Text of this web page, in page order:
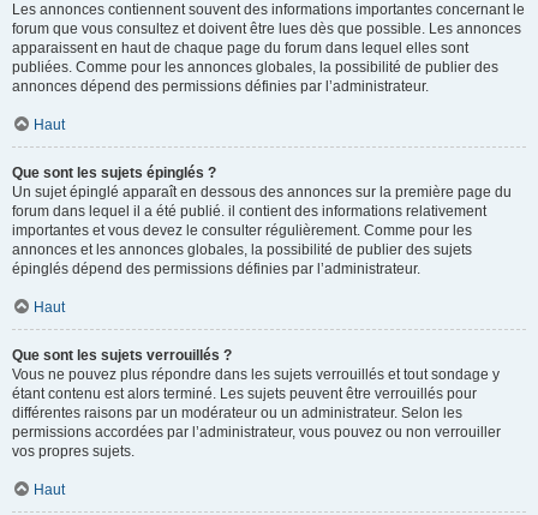
Les annonces contiennent souvent des informations importantes concernant le
forum que vous consultez et doivent être lues dès que possible. Les annonces
apparaissent en haut de chaque page du forum dans lequel elles sont
publiées. Comme pour les annonces globales, la possibilité de publier des
annonces dépend des permissions définies par l’administrateur.
Haut
Que sont les sujets épinglés ?
Un sujet épinglé apparaît en dessous des annonces sur la première page du
forum dans lequel il a été publié. il contient des informations relativement
importantes et vous devez le consulter régulièrement. Comme pour les
annonces et les annonces globales, la possibilité de publier des sujets
épinglés dépend des permissions définies par l’administrateur.
Haut
Que sont les sujets verrouillés ?
Vous ne pouvez plus répondre dans les sujets verrouillés et tout sondage y
étant contenu est alors terminé. Les sujets peuvent être verrouillés pour
différentes raisons par un modérateur ou un administrateur. Selon les
permissions accordées par l’administrateur, vous pouvez ou non verrouiller
vos propres sujets.
Haut